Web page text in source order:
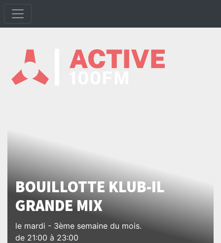
BOUILLOTTE KLUB-IL
GRANDE MIX
le mardi - 3ème semaine du mois.
de 21:00 à 23:00